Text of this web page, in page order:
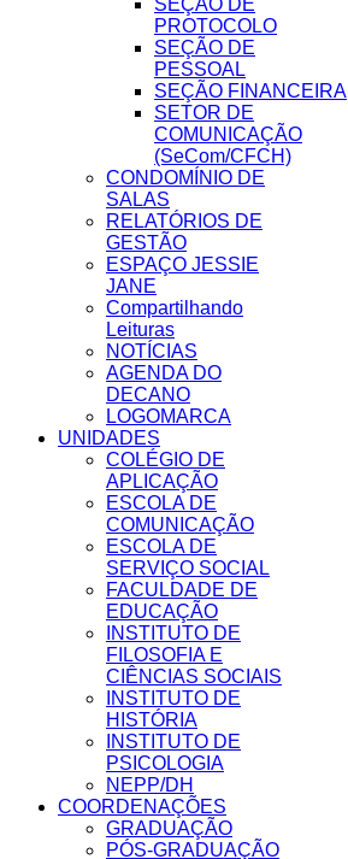
SEÇÃO DE
PROTOCOLO
SEÇÃO DE
PESSOAL
SEÇÃO FINANCEIRA
SETOR DE
COMUNICAÇÃO
(SeCom/CFCH)
CONDOMÍNIO DE
SALAS
RELATÓRIOS DE
GESTÃO
ESPAÇO JESSIE
JANE
Compartilhando
Leituras
NOTÍCIAS
AGENDA DO
DECANO
LOGOMARCA
UNIDADES
COLÉGIO DE
APLICAÇÃO
ESCOLA DE
COMUNICAÇÃO
ESCOLA DE
SERVIÇO SOCIAL
FACULDADE DE
EDUCAÇÃO
INSTITUTO DE
FILOSOFIA E
CIÊNCIAS SOCIAIS
INSTITUTO DE
HISTÓRIA
INSTITUTO DE
PSICOLOGIA
NEPP/DH
COORDENAÇÕES
GRADUAÇÃO
PÓS-GRADUAÇÃO